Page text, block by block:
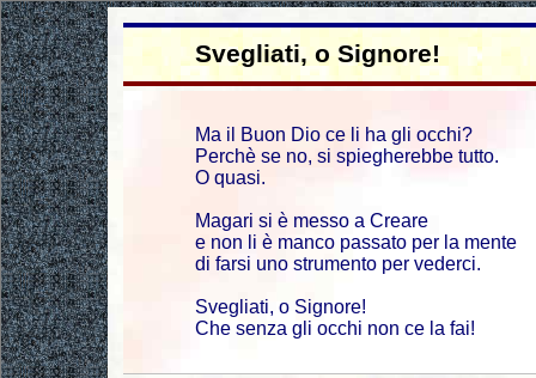
Svegliati, o Signore!
Ma il Buon Dio ce li ha gli occhi?
Perchè se no, si spiegherebbe tutto.
O quasi.
Magari si è messo a Creare
e non li è manco passato per la mente
di farsi uno strumento per vederci.
Svegliati, o Signore!
Che senza gli occhi non ce la fai!